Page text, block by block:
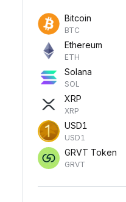
Bitcoin
BTC
Ethereum
ETH
Solana
SOL
XRP
XRP
USD1
USD1
GRVT Token
GRVT